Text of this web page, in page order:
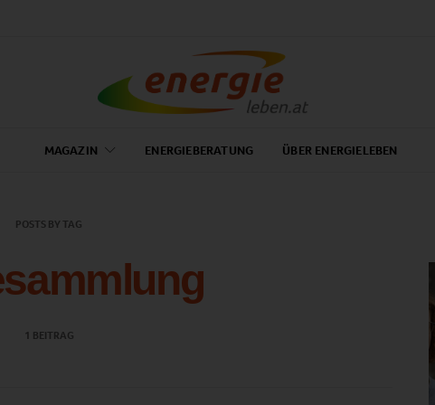
MAGAZIN ENERGIEBERATUNG ÜBER ENERGIELEBEN
POSTS BY TAG
1 BEITRAG